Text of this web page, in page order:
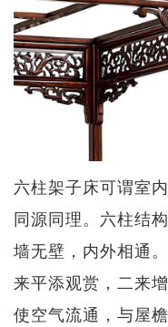
六柱架子床可谓室
同源同理。六柱结
墙无壁，内外相通
来平添观赏，二来
使空气流通，与屋